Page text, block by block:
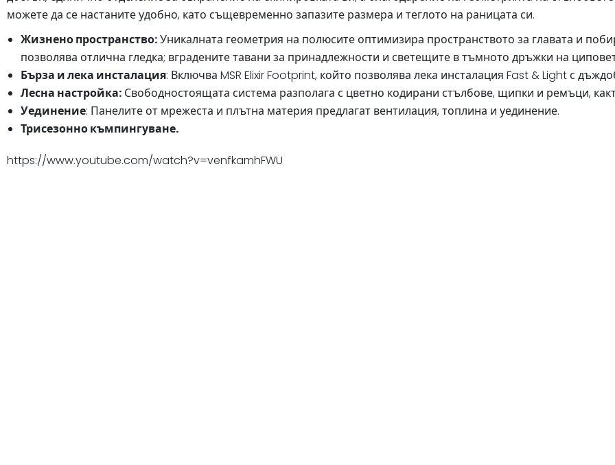
можете да се настаните удобно, като същевременно запазите размера и теглото на раницата си.
Жизнено пространство:Уникалната геометрия на полюсите оптимизира пространството за главата и
позволява отлична гледка; вградените тавани за принадлежности и светещите в тъмното дръжки на
Бърза и лека инсталация: Включва MSR Elixir Footprint, който позволява лека инсталация Fast & Light с
Лесна настройка: Свободностоящата система разполага с цветно кодирани стълбове, щипки и ремъци,
Уединение: Панелите от мрежеста и плътна материя предлагат вентилация, топлина и уединение.
Трисезонно къмпингуване.
https://www.youtube.com/watch?v=venfkamhFWU